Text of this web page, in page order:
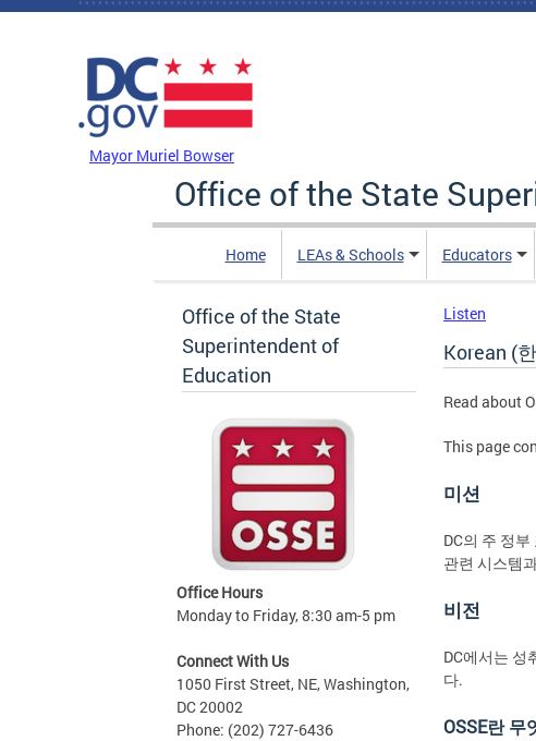
Skip to main content
Mayor Muriel Bowser
Office of the State
Home LEAs & Schools Educators
Office of the State
Superintendent of
Education
Office Hours
Monday to Friday, 8:30 am-5 pm
Connect With Us
1050 First Street, NE, Washington,
DC 20002
Phone: (202) 727-6436
Listen
Korean (
Read about
This page
미션
DC의 주 정
관련 시스템
비전
DC에서는 성
다.
OSSE란 무